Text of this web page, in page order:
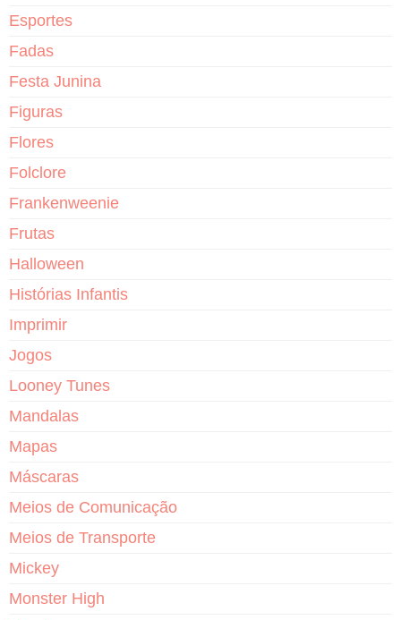
Esportes
Fadas
Festa Junina
Figuras
Flores
Folclore
Frankenweenie
Frutas
Halloween
Histórias Infantis
Imprimir
Jogos
Looney Tunes
Mandalas
Mapas
Máscaras
Meios de Comunicação
Meios de Transporte
Mickey
Monster High